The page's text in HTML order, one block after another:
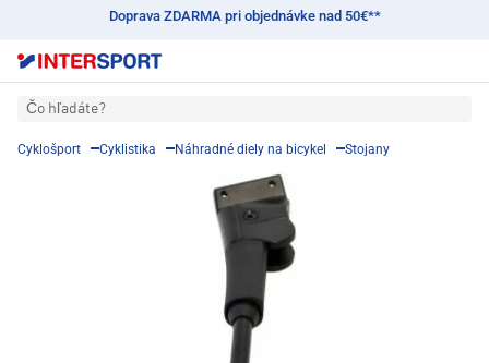
Doprava ZDARMA pri objednávke nad 50€**
Čo hľadáte?
Cyklošport Cyklistika Náhradné diely na bicykel Stojany